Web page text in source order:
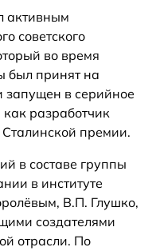
активным
советского
во время
был принят на
в серийное
разработчик
премии.
в составе группы
в институте
В.П. Глушко,
создателями
отрасли. По